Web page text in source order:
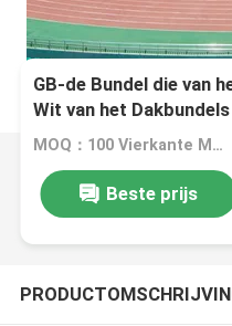
GB-de Bundel die van
Wit van het
MOQ：100 Vierkante Meters
Beste prijs